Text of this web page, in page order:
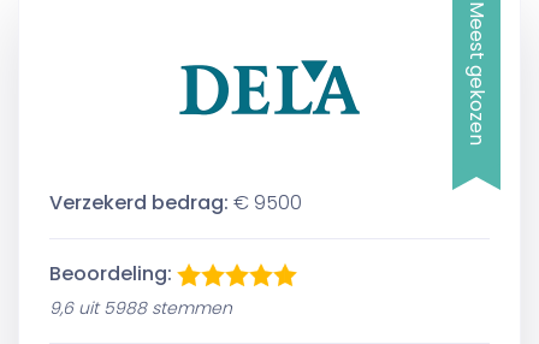
Meest gekozen
Verzekerd bedrag: € 9500
Beoordeling:
9,6 uit 5988 stemmen